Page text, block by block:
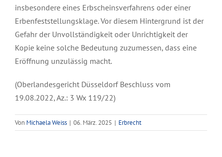
insbesondere eines Erbscheinsverfahrens oder einer
Erbenfeststellungsklage. Vor diesem Hintergrund ist der
Gefahr der Unvollständigkeit oder Unrichtigkeit der
Kopie keine solche Bedeutung zuzumessen, dass eine
Eröffnung unzulässig macht.
(Oberlandesgericht Düsseldorf Beschluss vom
19.08.2022, Az.: 3 Wx 119/22)
Von Michaela Weiss | 06. März. 2025 | Erbrecht